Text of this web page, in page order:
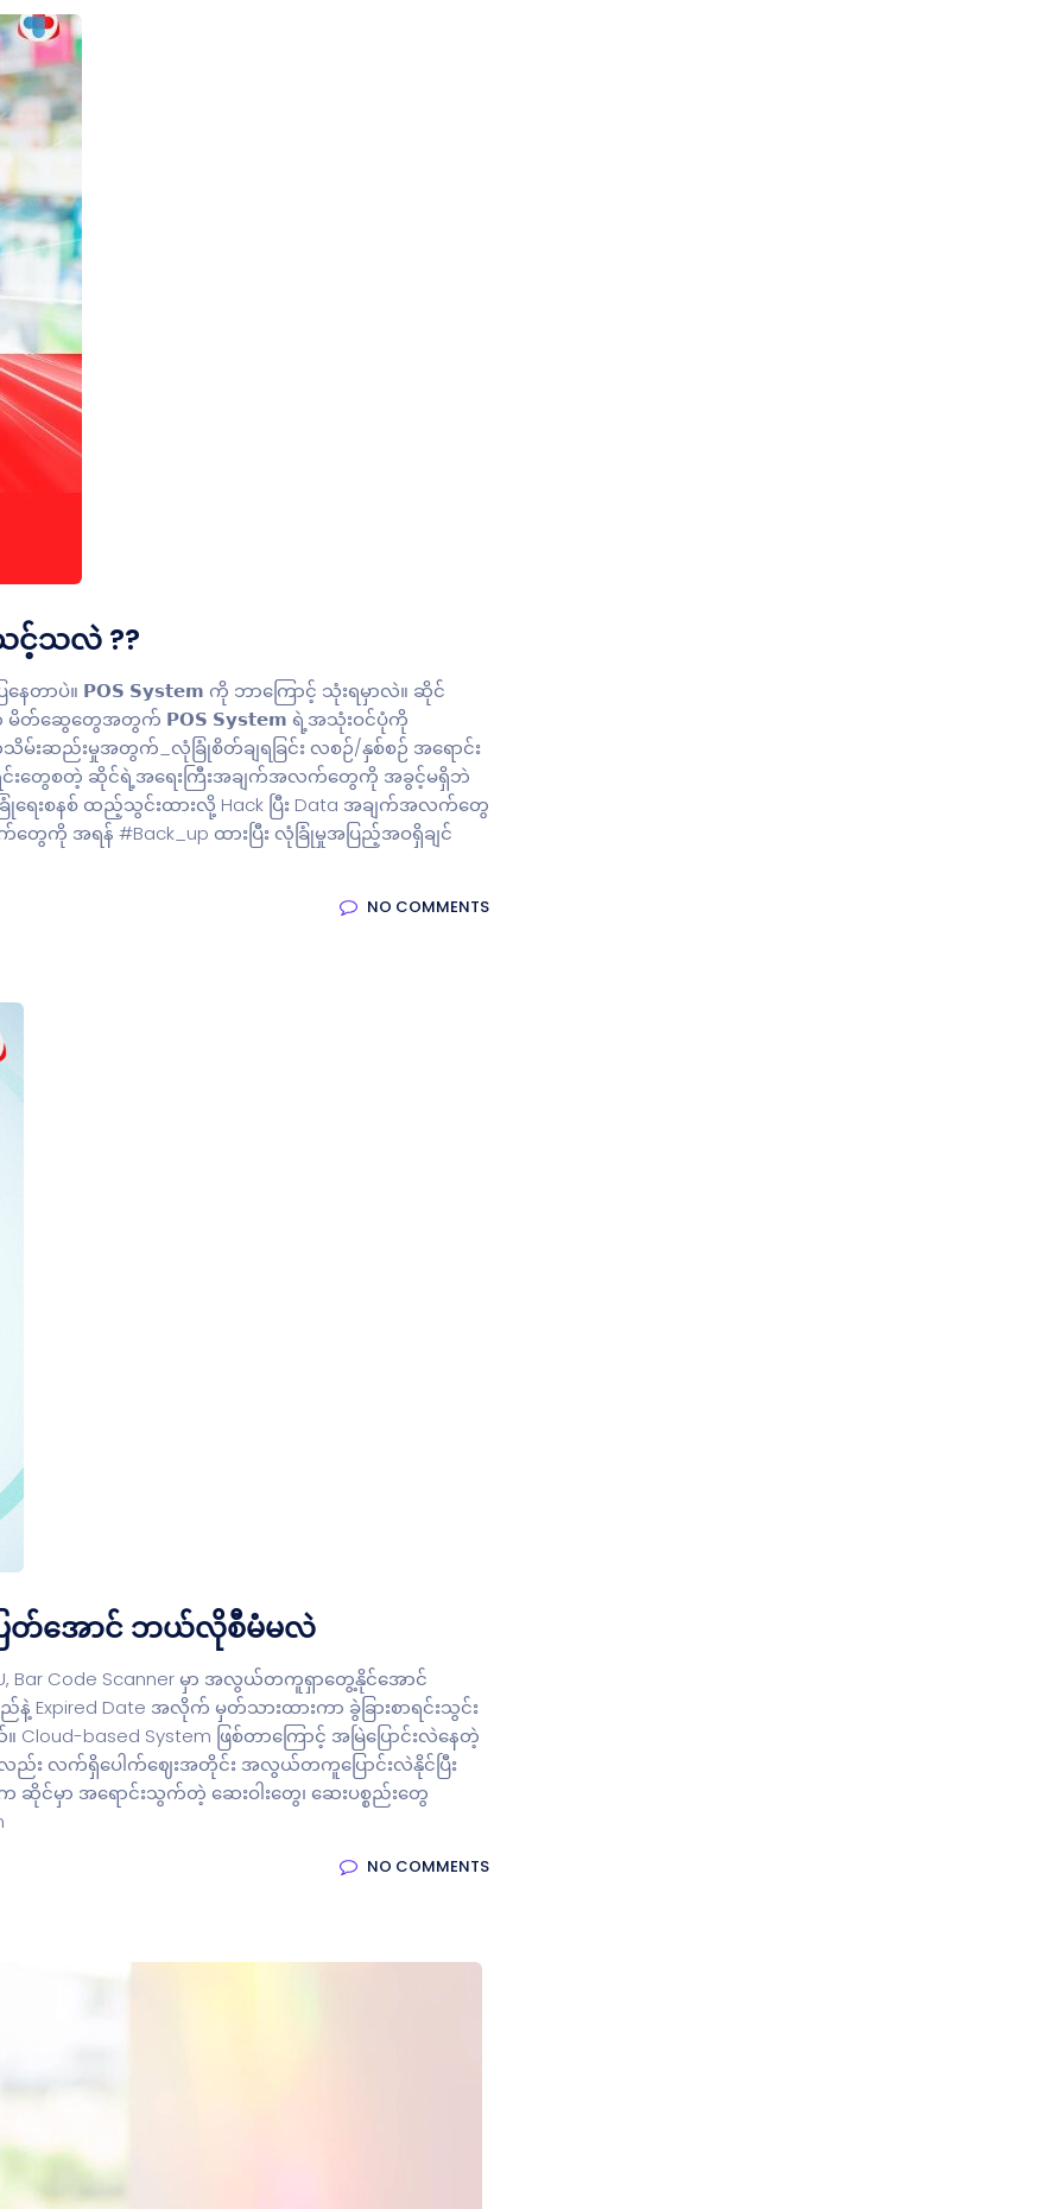
င့်သလဲ ??
တာပဲ။ 𝗣𝗢𝗦 𝗦𝘆𝘀𝘁𝗲𝗺 ကို ဘာကြောင့် သုံးရမှာလဲ။ ဆိုင်
တ်ဆွေတွေအတွက် 𝗣𝗢𝗦 𝗦𝘆𝘀𝘁𝗲𝗺 ရဲ့အသုံးဝင်ပုံကို
သိမ်းဆည်းမှုအတွက်_လုံခြုံစိတ်ချရခြင်း လစဉ်/နှစ်စဉ် အရောင်း
ာရင်းတွေစတဲ့ ဆိုင်ရဲ့အရေးကြီးအချက်အလက်တွေကို အခွင့်မရှိဘဲ
းစနစ် ထည့်သွင်းထားလို့ Hack ပြီး Data အချက်အလက်တွေ
အရန် #Back_up ထားပြီး လုံခြုံမှုအပြည့်အဝရှိချင်
NO COMMENTS
ပြတ်အောင် ဘယ်လိုစီမံမလဲ
Bar Code Scanner မှာ အလွယ်တကူရှာတွေ့နိုင်အောင်
Date အလိုက် မှတ်သားထားကာ ခွဲခြားစာရင်းသွင်း
based System ဖြစ်တာကြောင့် အမြဲပြောင်းလဲနေတဲ့
ည်း လက်ရှိပေါက်ဈေးအတိုင်း အလွယ်တကူပြောင်းလဲနိုင်ပြီး
ဆိုင်မှာ အရောင်းသွက်တဲ့ ဆေးဝါးတွေ၊ ဆေးပစ္စည်းတွေ
NO COMMENTS